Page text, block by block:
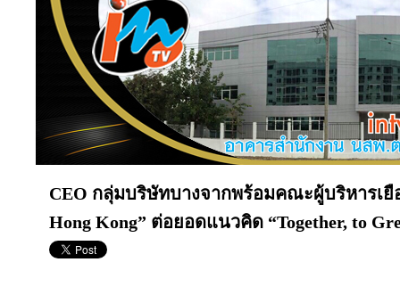
CEO กลุ่มบริษัทบางจากพร้อมคณะผู้บริหารเยื
Hong Kong” ต่อยอดแนวคิด “Together, to